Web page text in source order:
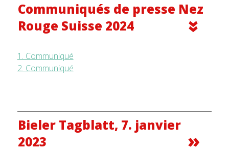
Communiqués de presse Nez
Rouge Suisse 2024
1. Communiqué
2. Communiqué
Bieler Tagblatt, 7. janvier
2023